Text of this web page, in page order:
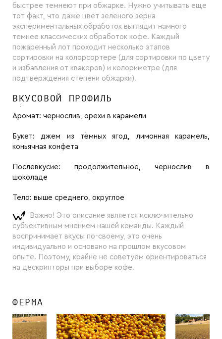
быстрее темнеют при обжарке. Нужно учитывать еще
тот факт, что даже цвет зеленого зерна
экспериментальных обработок выглядит намного
темнее классических обработок кофе. Каждый
пожаренный лот проходит несколько этапов
сортировки на колорсортере (для сортировки по цвету
и избавления от квакеров) и колориметре (для
подтверждения степени обжарки).
ВКУСОВОЙ ПРОФИЛЬ
Аромат: чернослив, орехи в карамели
Букет: джем из тёмных ягод, лимонная карамель,
коньячная конфета
Послевкусие: продолжительное, чернослив в
шоколаде
Тело: выше среднего, округлое
Важно! Это описание является исключительно
субъективным мнением нашей команды. Каждый
воспринимает вкусы по-своему, это очень
индивидуально и основано на прошлом вкусовом
опыте. Поэтому, крайне не советуем ориентироваться
на дескрипторы при выборе кофе.
ФЕРМА